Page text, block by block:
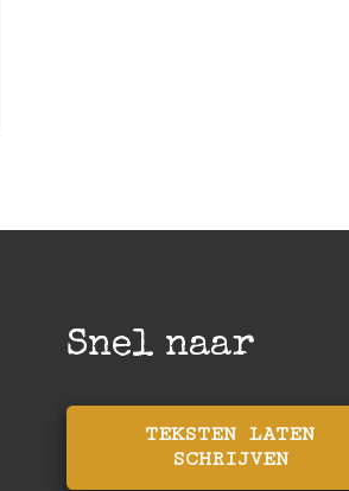
Snel naar
TEKSTEN LATEN
SCHRIJVEN